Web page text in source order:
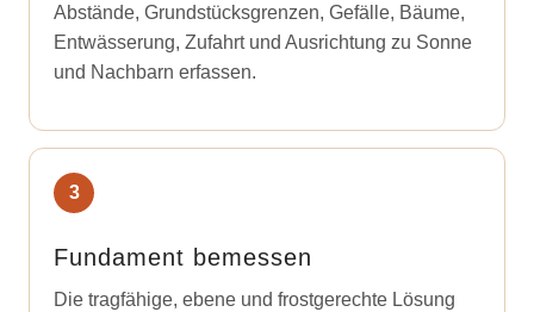
Abstände, Grundstücksgrenzen, Gefälle, Bäume,
Entwässerung, Zufahrt und Ausrichtung zu Sonne
und Nachbarn erfassen.
Fundament bemessen
Die tragfähige, ebene und frostgerechte Lösung